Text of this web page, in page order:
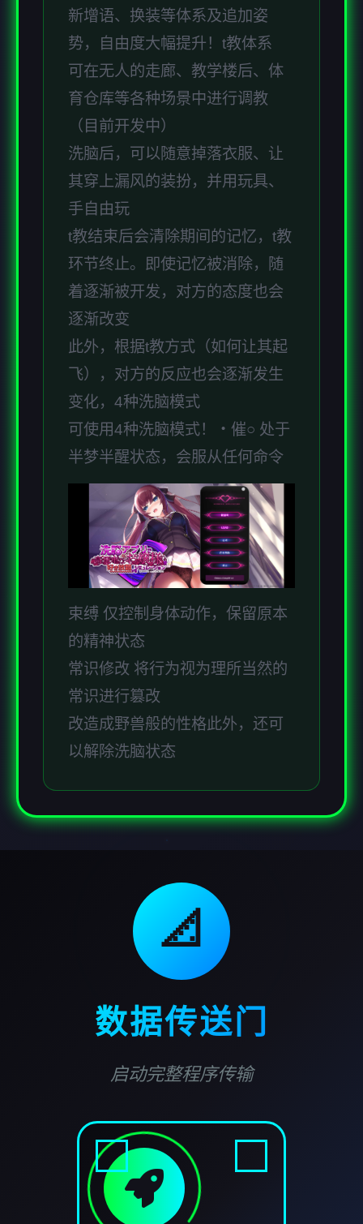
新增语、换装等体系及追加姿
势，自由度大幅提升！t教体系
可在无人的走廊、教学楼后、体
育仓库等各种场景中进行调教
（目前开发中）
洗脑后，可以随意掉落衣服、让
其穿上漏风的装扮，并用玩具、
手自由玩
t教结束后会清除期间的记忆，t教
环节终止。即使记忆被消除，随
着逐渐被开发，对方的态度也会
逐渐改变
此外，根据t教方式（如何让其起
飞），对方的反应也会逐渐发生
变化，4种洗脑模式
可使用4种洗脑模式！・催○ 处于
半梦半醒状态，会服从任何命令
束缚 仅控制身体动作，保留原本
的精神状态
常识修改 将行为视为理所当然的
常识进行篡改
改造成野兽般的性格此外，还可
以解除洗脑状态
📐
数据传送门
启动完整程序传输